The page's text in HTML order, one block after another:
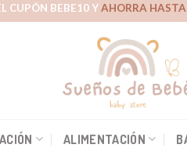
CUPÓN BEBE10 YAHORRA
ALIMENTACIÓN